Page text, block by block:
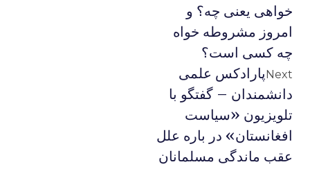
خواهی یعنی چه؟ و
امروز مشروطه خواه
چه کسی است؟
Nextپارادکس علمی
دانشمندان – گفتگو با
تلویزیون «سیاست
افغانستان» در باره علل
عقب ماندگی مسلمانان